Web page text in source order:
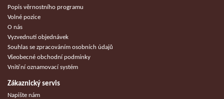
Popis věrnostního programu
Volné pozice
O nás
Vyzvednutí objednávek
Souhlas se zpracováním osobních údajů
Všeobecné obchodní podmínky
Vnitřní oznamovací systém
Zákaznický servis
Napište nám